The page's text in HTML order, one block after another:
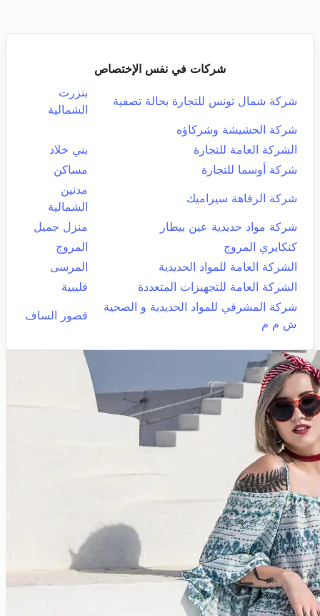
شركات في نفس الإختصاص
شركة شمال تونس للتجارة بحالة تصفية
بنزرت
الشمالية
شركة الحشيشة وشركاؤه
الشركة العامة للتجارة
بني خلاد
شركة أوسما للتجارة
مساكن
شركة الرفاهة سيراميك
مدنين
الشمالية
شركة مواد حديدية عين بيطار
منزل جميل
كنكايري المروج
المروج
الشركة العامة للمواد الحديدية
المرسى
الشركة العامة للتجهيزات المتعددة
قليبية
شركة المشرقي للمواد الحديدية و الصحية
ش م م
قصور الساف